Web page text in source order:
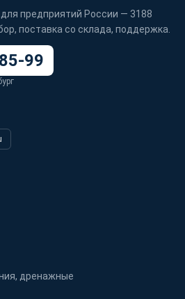
предприятий России — 3188
поставка со склада, поддержка.
99
дренажные